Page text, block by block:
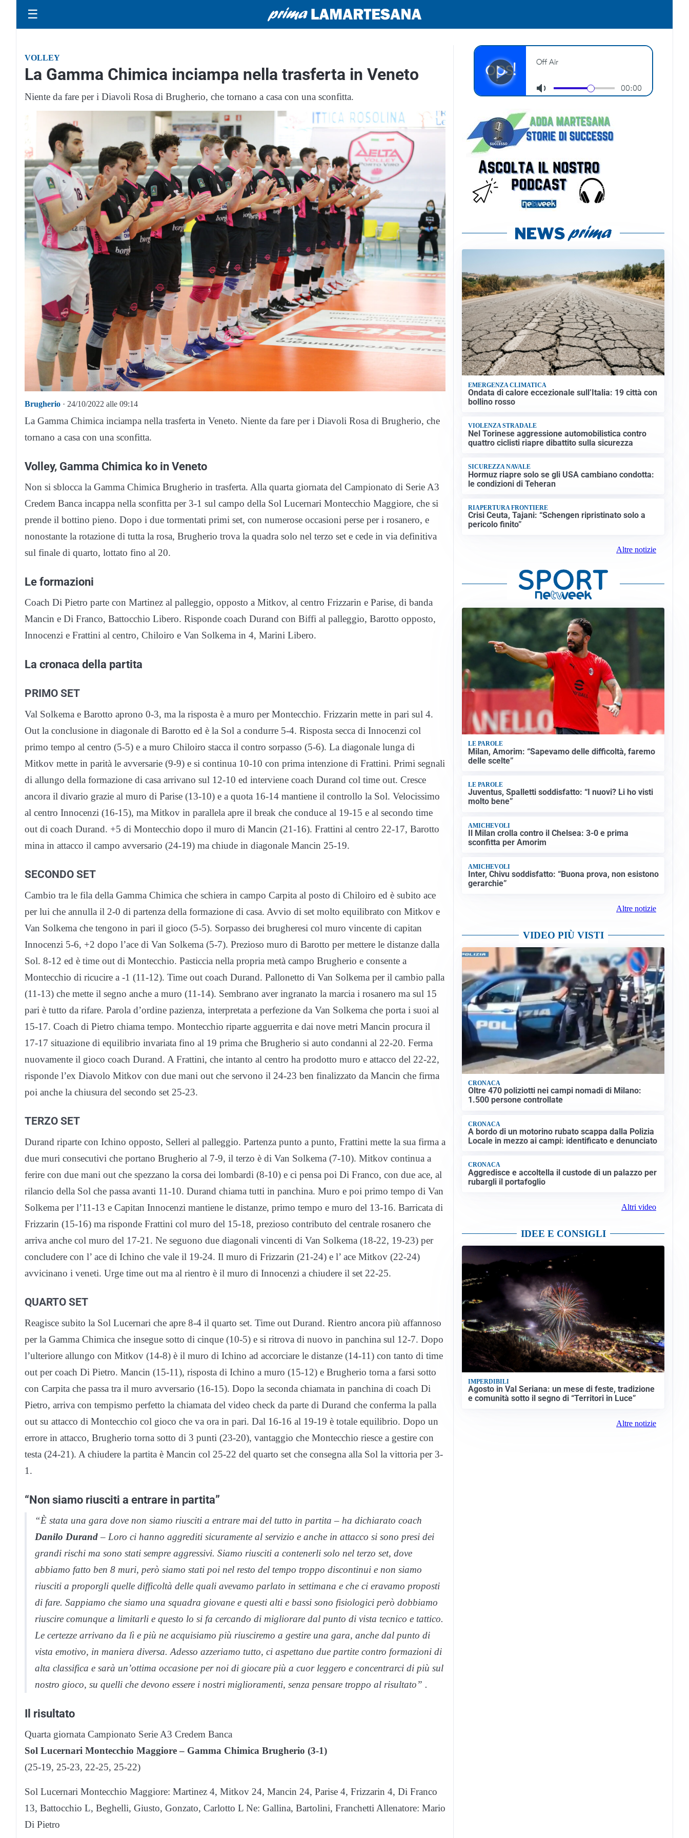
☰
VOLLEY
La Gamma Chimica inciampa nella trasferta in Veneto
Niente da fare per i Diavoli Rosa di Brugherio, che tornano a casa con una sconfitta.
Brugherio · 24/10/2022 alle 09:14
La Gamma Chimica inciampa nella trasferta in Veneto. Niente da fare per i Diavoli Rosa di Brugherio, che
tornano a casa con una sconfitta.
Volley, Gamma Chimica ko in Veneto
Non si sblocca la Gamma Chimica Brugherio in trasferta. Alla quarta giornata del Campionato di Serie A3
Credem Banca incappa nella sconfitta per 3-1 sul campo della Sol Lucernari Montecchio Maggiore, che si
prende il bottino pieno. Dopo i due tormentati primi set, con numerose occasioni perse per i rosanero, e
nonostante la rotazione di tutta la rosa, Brugherio trova la quadra solo nel terzo set e cede in via definitiva
sul finale di quarto, lottato fino al 20.
Le formazioni
Coach Di Pietro parte con Martinez al palleggio, opposto a Mitkov, al centro Frizzarin e Parise, di banda
Mancin e Di Franco, Battocchio Libero. Risponde coach Durand con Biffi al palleggio, Barotto opposto,
Innocenzi e Frattini al centro, Chiloiro e Van Solkema in 4, Marini Libero.
La cronaca della partita
PRIMO SET
Val Solkema e Barotto aprono 0-3, ma la risposta è a muro per Montecchio. Frizzarin mette in pari sul 4.
Out la conclusione in diagonale di Barotto ed è la Sol a condurre 5-4. Risposta secca di Innocenzi col
primo tempo al centro (5-5) e a muro Chiloiro stacca il contro sorpasso (5-6). La diagonale lunga di
Mitkov mette in parità le avversarie (9-9) e si continua 10-10 con prima intenzione di Frattini. Primi segnali
di allungo della formazione di casa arrivano sul 12-10 ed interviene coach Durand col time out. Cresce
ancora il divario grazie al muro di Parise (13-10) e a quota 16-14 mantiene il controllo la Sol. Velocissimo
al centro Innocenzi (16-15), ma Mitkov in parallela apre il break che conduce al 19-15 e al secondo time
out di coach Durand. +5 di Montecchio dopo il muro di Mancin (21-16). Frattini al centro 22-17, Barotto
mina in attacco il campo avversario (24-19) ma chiude in diagonale Mancin 25-19.
SECONDO SET
Cambio tra le fila della Gamma Chimica che schiera in campo Carpita al posto di Chiloiro ed è subito ace
per lui che annulla il 2-0 di partenza della formazione di casa. Avvio di set molto equilibrato con Mitkov e
Van Solkema che tengono in pari il gioco (5-5). Sorpasso dei brugheresi col muro vincente di capitan
Innocenzi 5-6, +2 dopo l’ace di Van Solkema (5-7). Prezioso muro di Barotto per mettere le distanze dalla
Sol. 8-12 ed è time out di Montecchio. Pasticcia nella propria metà campo Brugherio e consente a
Montecchio di ricucire a -1 (11-12). Time out coach Durand. Pallonetto di Van Solkema per il cambio palla
(11-13) che mette il segno anche a muro (11-14). Sembrano aver ingranato la marcia i rosanero ma sul 15
pari è tutto da rifare. Parola d’ordine pazienza, interpretata a perfezione da Van Solkema che porta i suoi al
15-17. Coach di Pietro chiama tempo. Montecchio riparte agguerrita e dai nove metri Mancin procura il
17-17 situazione di equilibrio invariata fino al 19 prima che Brugherio si auto condanni al 22-20. Ferma
nuovamente il gioco coach Durand. A Frattini, che intanto al centro ha prodotto muro e attacco del 22-22,
risponde l’ex Diavolo Mitkov con due mani out che servono il 24-23 ben finalizzato da Mancin che firma
poi anche la chiusura del secondo set 25-23.
TERZO SET
Durand riparte con Ichino opposto, Selleri al palleggio. Partenza punto a punto, Frattini mette la sua firma a
due muri consecutivi che portano Brugherio al 7-9, il terzo è di Van Solkema (7-10). Mitkov continua a
ferire con due mani out che spezzano la corsa dei lombardi (8-10) e ci pensa poi Di Franco, con due ace, al
rilancio della Sol che passa avanti 11-10. Durand chiama tutti in panchina. Muro e poi primo tempo di Van
Solkema per l’11-13 e Capitan Innocenzi mantiene le distanze, primo tempo e muro del 13-16. Barricata di
Frizzarin (15-16) ma risponde Frattini col muro del 15-18, prezioso contributo del centrale rosanero che
arriva anche col muro del 17-21. Ne seguono due diagonali vincenti di Van Solkema (18-22, 19-23) per
concludere con l’ ace di Ichino che vale il 19-24. Il muro di Frizzarin (21-24) e l’ ace Mitkov (22-24)
avvicinano i veneti. Urge time out ma al rientro è il muro di Innocenzi a chiudere il set 22-25.
QUARTO SET
Reagisce subito la Sol Lucernari che apre 8-4 il quarto set. Time out Durand. Rientro ancora più affannoso
per la Gamma Chimica che insegue sotto di cinque (10-5) e si ritrova di nuovo in panchina sul 12-7. Dopo
l’ulteriore allungo con Mitkov (14-8) è il muro di Ichino ad accorciare le distanze (14-11) con tanto di time
out per coach Di Pietro. Mancin (15-11), risposta di Ichino a muro (15-12) e Brugherio torna a farsi sotto
con Carpita che passa tra il muro avversario (16-15). Dopo la seconda chiamata in panchina di coach Di
Pietro, arriva con tempismo perfetto la chiamata del video check da parte di Durand che conferma la palla
out su attacco di Montecchio col gioco che va ora in pari. Dal 16-16 al 19-19 è totale equilibrio. Dopo un
errore in attacco, Brugherio torna sotto di 3 punti (23-20), vantaggio che Montecchio riesce a gestire con
testa (24-21). A chiudere la partita è Mancin col 25-22 del quarto set che consegna alla Sol la vittoria per 3-
1.
“Non siamo riusciti a entrare in partita”
“È stata una gara dove non siamo riusciti a entrare mai del tutto in partita – ha dichiarato coach
Danilo Durand– Loro ci hanno aggrediti sicuramente al servizio e anche in attacco si sono presi dei
grandi rischi ma sono stati sempre aggressivi. Siamo riusciti a contenerli solo nel terzo set, dove
abbiamo fatto ben 8 muri, però siamo stati poi nel resto del tempo troppo discontinui e non siamo
riusciti a proporgli quelle difficoltà delle quali avevamo parlato in settimana e che ci eravamo proposti
di fare. Sappiamo che siamo una squadra giovane e questi alti e bassi sono fisiologici però dobbiamo
riuscire comunque a limitarli e questo lo si fa cercando di migliorare dal punto di vista tecnico e tattico.
Le certezze arrivano da lì e più ne acquisiamo più riusciremo a gestire una gara, anche dal punto di
vista emotivo, in maniera diversa. Adesso azzeriamo tutto, ci aspettano due partite contro formazioni di
alta classifica e sarà un’ottima occasione per noi di giocare più a cuor leggero e concentrarci di più sul
nostro gioco, su quelli che devono essere i nostri miglioramenti, senza pensare troppo al risultato” .
Il risultato
Quarta giornata Campionato Serie A3 Credem Banca
Sol Lucernari Montecchio Maggiore – Gamma Chimica Brugherio (3-1)
(25-19, 25-23, 22-25, 25-22)
Sol Lucernari Montecchio Maggiore: Martinez 4, Mitkov 24, Mancin 24, Parise 4, Frizzarin 4, Di Franco
13, Battocchio L, Beghelli, Giusto, Gonzato, Carlotto L Ne: Gallina, Bartolini, Franchetti Allenatore: Mario
Di Pietro
EMERGENZA CLIMATICA
Ondata di calore eccezionale sull’Italia: 19 città con
bollino rosso
VIOLENZA STRADALE
Nel Torinese aggressione automobilistica contro
quattro ciclisti riapre dibattito sulla sicurezza
SICUREZZA NAVALE
Hormuz riapre solo se gli USA cambiano condotta:
le condizioni di Teheran
RIAPERTURA FRONTIERE
Crisi Ceuta, Tajani: “Schengen ripristinato solo a
pericolo finito”
Altre notizie
LE PAROLE
Milan, Amorim: “Sapevamo delle difficoltà, faremo
delle scelte”
LE PAROLE
Juventus, Spalletti soddisfatto: “I nuovi? Li ho visti
molto bene”
AMICHEVOLI
Il Milan crolla contro il Chelsea: 3-0 e prima
sconfitta per Amorim
AMICHEVOLI
Inter, Chivu soddisfatto: “Buona prova, non esistono
gerarchie”
Altre notizie
VIDEO PIÙ VISTI
CRONACA
Oltre 470 poliziotti nei campi nomadi di Milano:
1.500 persone controllate
CRONACA
A bordo di un motorino rubato scappa dalla Polizia
Locale in mezzo ai campi: identificato e denunciato
CRONACA
Aggredisce e accoltella il custode di un palazzo per
rubargli il portafoglio
Altri video
IDEE E CONSIGLI
IMPERDIBILI
Agosto in Val Seriana: un mese di feste, tradizione
e comunità sotto il segno di “Territori in Luce”
Altre notizie